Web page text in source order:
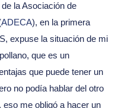
la Asociación de
ADECA), en la primera
expuse la situación de mi
que es un
que puede tener un
no podía hablar del otro
eso me obligó a hacer un